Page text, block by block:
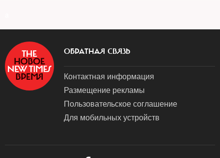
ОБРАТНАЯ СВЯЗЬ
Контактная информация
Размещение рекламы
Пользовательское соглашение
Для мобильных устройств